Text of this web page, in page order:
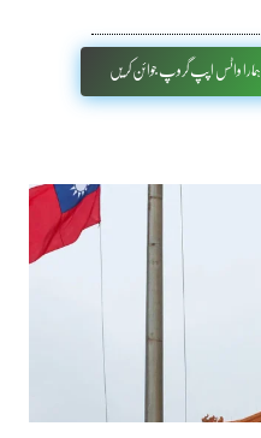
ہمارا واٹس اپپ گروپ جوائن کریں